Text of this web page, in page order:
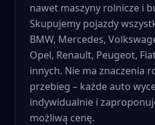
nawet maszyny rolnicze i
Skupujemy pojazdy
BMW, Mercedes,
Opel, Renault, Peugeot,
innych. Nie ma znaczenia
przebieg – każde auto
indywidualnie i
możliwą cenę.